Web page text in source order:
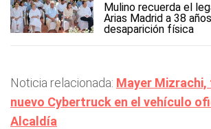
Mulino recuerda el
Arias Madrid a 38
desaparición física
Noticia relacionada: Mayer
nuevo Cybertruck en el vehículo
Alcaldía